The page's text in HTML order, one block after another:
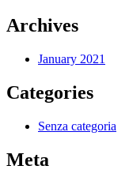
Archives
January 2021
Categories
Senza categoria
Meta